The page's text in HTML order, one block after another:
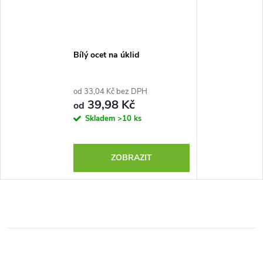
Bílý ocet na úklid
od 33,04 Kč bez DPH
od 39,98 Kč
Skladem >10 ks
ZOBRAZIT